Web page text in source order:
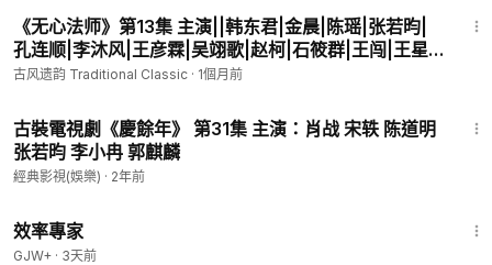
经典电视剧馆藏Ⅱ（不断更新）：https://www.ganjingworld.co
m/s/K8VpkEDK22
经典金曲馆藏Ⅳ（不断更新）：
金曲精选Ⅱ（不断更新）：https://www.ganjingworld.com/s/oJ
GJYpNbBJ
经典电影馆藏目录（不断更新）：
经典电影馆藏Ⅲ：
J
《无心法师》第13集 主演||韩东君|金晨|陈瑶|张若昀|
孔连顺|李沐风|王彦霖|吴翊歌|赵柯|石筱群|王闯|王星
瀚|蒋中炜|王妍苏 原作||尼罗 监制||李国立 导演||林玉
古风遗韵 Traditional Classic · 1個月前
古裝電視劇《慶餘年》 第31集 主演：肖战 宋轶 陈道明
张若昀 李小冉 郭麒麟
經典影視(娛樂) · 2年前
效率專家
GJW+ · 3天前